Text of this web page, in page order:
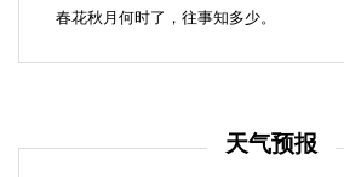
春花秋月何时了，往事知多少。
天气预报